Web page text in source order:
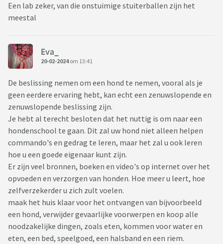
Een lab zeker, van die onstuimige stuiterballen zijn het
meestal
Eva_
20-02-2024om 13:41
De beslissing nemen om een ​​hond te nemen, vooral als je
geen eerdere ervaring hebt, kan echt een zenuwslopende en
zenuwslopende beslissing zijn.
Je hebt al terecht besloten dat het nuttig is om naar een
hondenschool te gaan. Dit zal uw hond niet alleen helpen
commando's en gedrag te leren, maar het zal u ook leren
hoe u een goede eigenaar kunt zijn.
Er zijn veel bronnen, boeken en video's op internet over het
opvoeden en verzorgen van honden. Hoe meer u leert, hoe
zelfverzekerder u zich zult voelen.
maak het huis klaar voor het ontvangen van bijvoorbeeld
een hond, verwijder gevaarlijke voorwerpen en koop alle
noodzakelijke dingen, zoals eten, kommen voor water en
eten, een bed, speelgoed, een halsband en een riem.